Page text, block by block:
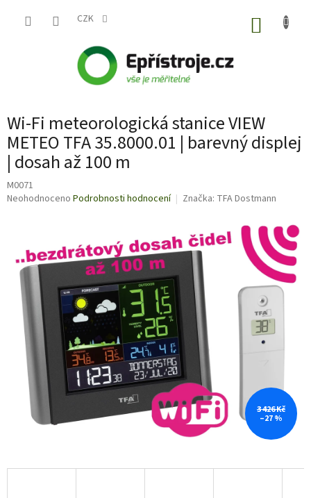
CZK
Wi-Fi meteorologická stanice VIEW
METEO TFA 35.8000.01 | barevný displej
| dosah až 100 m
M0071
Průměrné
hvězdiček.
Neohodnoceno Podrobnosti hodnocení Značka: TFA Dostmann
3 426 Kč
–27 %